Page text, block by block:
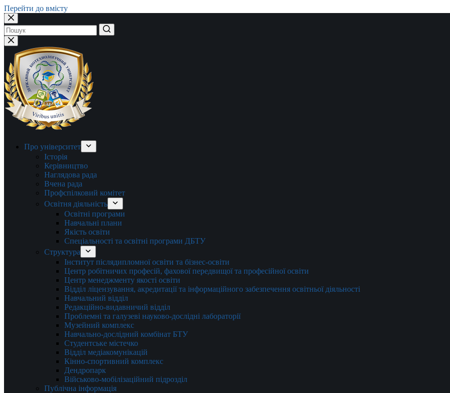
Перейти до вмісту
Немає
результатів
Про університет
Історія
Керівництво
Наглядова рада
Вчена рада
Профспілковий комітет
Освітня діяльність
Освітні програми
Навчальні плани
Якість освіти
Спеціальності та освітні програми ДБТУ
Структура
Інститут післядипломної освіти та бізнес-освіти
Центр робітничих професій, фахової передвищої та професійної освіти
Центр менеджменту якості освіти
Відділ ліцензування, акредитації та інформаційного забезпечення освітньої діяльності
Навчальний відділ
Редакційно-видавничий відділ
Проблемні та галузеві науково-дослідні лабораторії
Музейний комплекс
Навчально-дослідний комбінат БТУ
Студентське містечко
Відділ медіакомунікацій
Кінно-спортивний комплекс
Дендропарк
Військово-мобілізаційний підрозділ
Публічна інформація